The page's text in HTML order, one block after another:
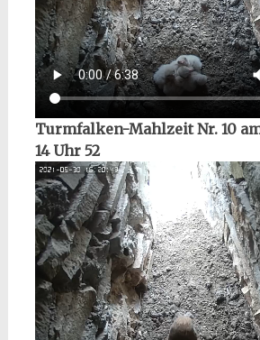
Turmfalken-Mahlzeit Nr. 10
14 Uhr 52